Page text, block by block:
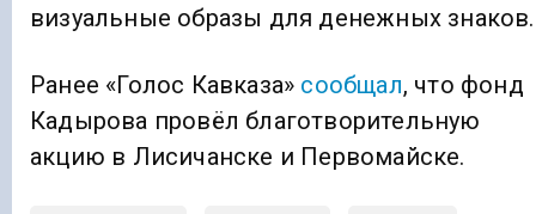
визуальные образы для денежных знаков.
Ранее «Голос Кавказа» сообщал, что фонд
Кадырова провёл благотворительную
акцию в Лисичанске и Первомайске.